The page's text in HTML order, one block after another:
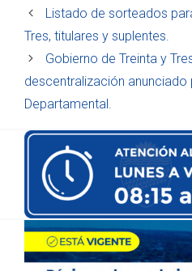
Listado de sorteados
Tres, titulares y suplentes.
Gobierno de Treinta y
descentralización anunciado
Departamental.